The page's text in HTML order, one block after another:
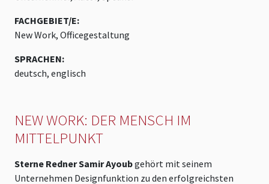
FACHGEBIET/E:
New Work, Officegestaltung
SPRACHEN:
deutsch, englisch
NEW WORK: DER MENSCH IM
MITTELPUNKT
Sterne Redner Samir Ayoubgehört mit seinem
Unternehmen Designfunktion zu den erfolgreichsten